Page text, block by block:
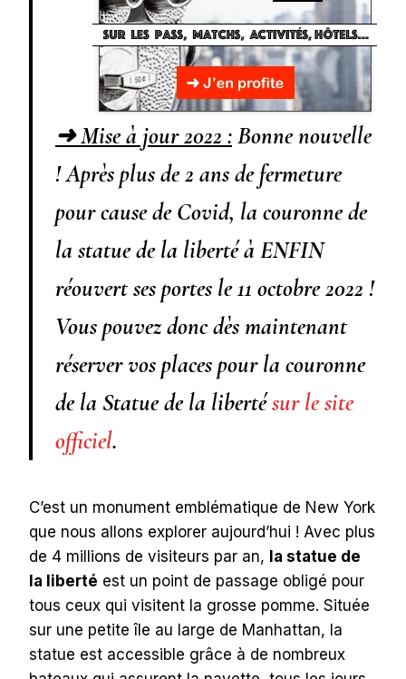
➜ Mise à jour 2022 :Bonne nouvelle
! Après plus de 2 ans de fermeture
pour cause de Covid, la couronne de
la statue de la liberté à ENFIN
réouvert ses portes le 11 octobre 2022 !
Vous pouvez donc dès maintenant
réserver vos places pour la couronne
de la Statue de la libertésur le site
officiel.
C’est un monument emblématique de New York
que nous allons explorer aujourd’hui ! Avec plus
de 4 millions de visiteurs par an, la statue de
la liberté est un point de passage obligé pour
tous ceux qui visitent la grosse pomme. Située
sur une petite île au large de Manhattan, la
statue est accessible grâce à de nombreux